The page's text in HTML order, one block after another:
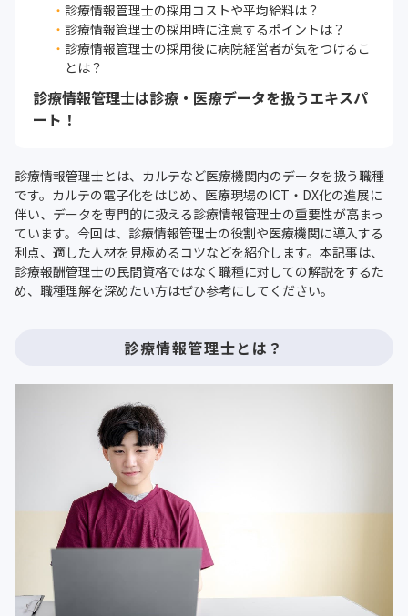
診療情報管理士の採用コストや平均給料は？
診療情報管理士の採用時に注意するポイントは？
診療情報管理士の採用後に病院経営者が気をつけるこ
とは？
診療情報管理士は診療・医療データを扱うエキスパ
ート！
診療情報管理士とは、カルテなど医療機関内のデータを扱う職種
です。カルテの電子化をはじめ、医療現場のICT・DX化の進展に
伴い、データを専門的に扱える診療情報管理士の重要性が高まっ
ています。今回は、診療情報管理士の役割や医療機関に導入する
利点、適した人材を見極めるコツなどを紹介します。本記事は、
診療報酬管理士の民間資格ではなく職種に対しての解説をするた
め、職種理解を深めたい方はぜひ参考にしてください。
診療情報管理士とは？